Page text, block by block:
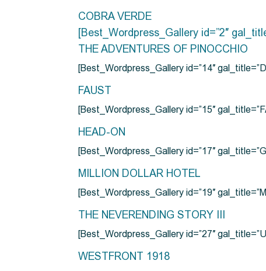
COBRA VERDE
[Best_Wordpress_Gallery id=”2″
THE ADVENTURES OF PINOCCHIO
[Best_Wordpress_Gallery id=”14″
FAUST
[Best_Wordpress_Gallery id=”15″
HEAD-ON
[Best_Wordpress_Gallery id=”17″
MILLION DOLLAR HOTEL
[Best_Wordpress_Gallery id=”19″
THE NEVERENDING STORY III
[Best_Wordpress_Gallery id=”27″
WESTFRONT 1918